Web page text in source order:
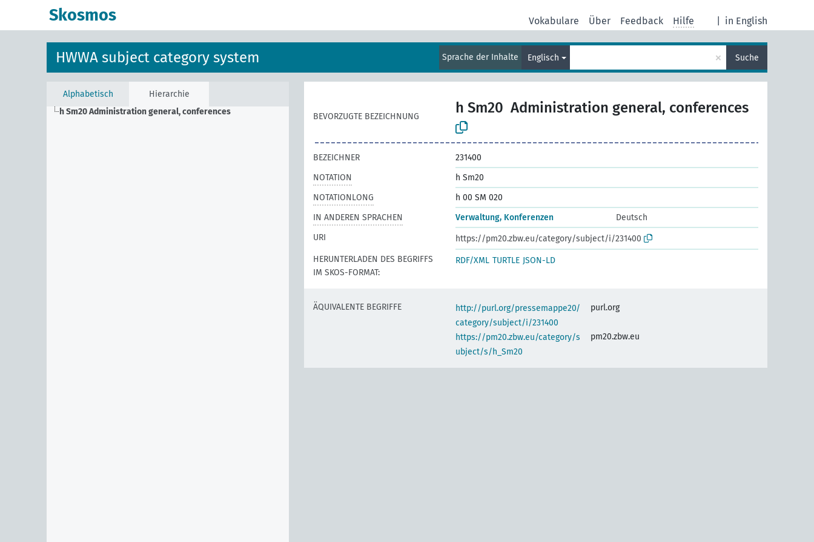
Skosmos in English
Vokabulare Über Feedback Hilfe
HWWA subject category system Sprache der Inhalte Englisch × Suche
Alphabetisch
Hierarchie
h Sm20Administration general, conferences BEVORZUGTE BEZEICHNUNG
h Sm20 Administration general, conferences
BEZEICHNER
231400
NOTATION
h Sm20
NOTATIONLONG
h 00 SM 020
IN ANDEREN SPRACHEN
Verwaltung, Konferenzen
Deutsch
URI
https://pm20.zbw.eu/category/subject/i/231400
HERUNTERLADEN DES BEGRIFFS
IM SKOS-FORMAT:
RDF/XML TURTLE JSON-LD
ÄQUIVALENTE BEGRIFFE
http://purl.org/pressemappe20/
category/subject/i/231400
purl.org
https://pm20.zbw.eu/category/s
ubject/s/h_Sm20
pm20.zbw.eu